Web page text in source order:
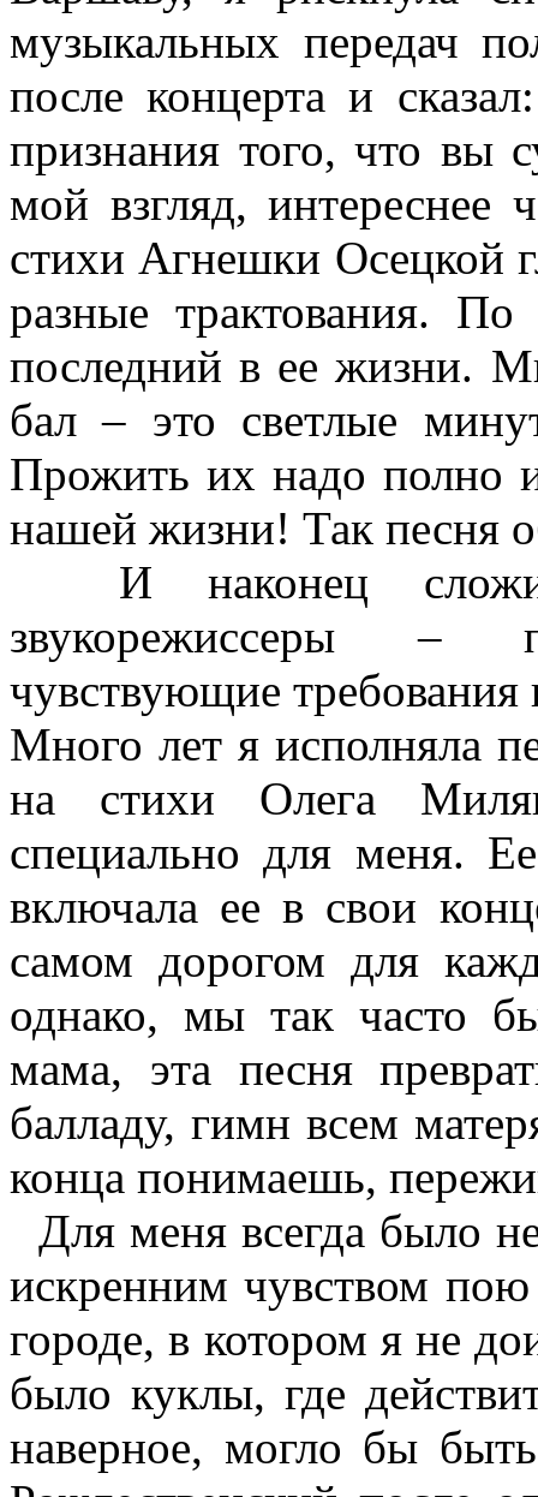
музыкальных передач
после концерта и
признания того, что вы
мой взгляд,
стихи Агнешки Осецкой
разные трактования.
последний в ее жизни.
бал – это светлые
Прожить их надо полно
нашей жизни! Так песня
И наконец
звукорежиссеры –
чувствующие требования
Много лет я исполняла
на стихи Олега
специально для меня.
включала ее в свои
самом дорогом для
однако, мы так часто
мама, эта песня
балладу, гимн всем
конца понимаешь,
Для меня всегда было
искренним чувством
городе, в котором я не
было куклы, где
наверное, могло бы